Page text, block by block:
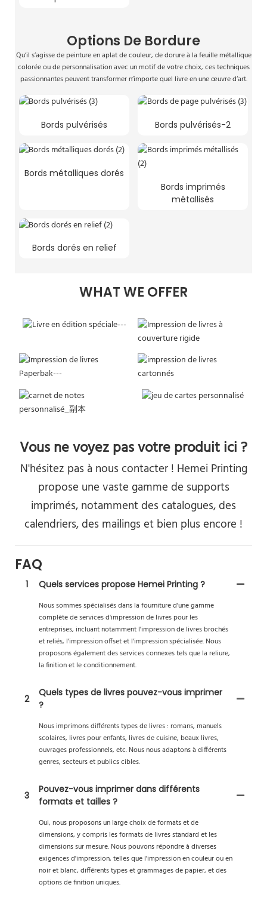
Options De Bordure
Qu’il s’agisse de peinture en aplat de couleur, de dorure à la feuille métallique
colorée ou de personnalisation avec un motif de votre choix, ces techniques
passionnantes peuvent transformer n’importe quel livre en une œuvre d’art.
Bords pulvérisés Bords pulvérisés-2
Bords métalliques dorés
Bords imprimés
métallisés
Bords dorés en relief
WHAT WE OFFER
Vous ne voyez pas votre produit ici ?
N'hésitez pas à nous contacter ! Hemei Printing
propose une vaste gamme de supports
imprimés, notamment des catalogues, des
calendriers, des mailings et bien plus encore !
FAQ
1
Quels services propose Hemei Printing ?
Nous sommes spécialisés dans la fourniture d'une gamme
complète de services d'impression de livres pour les
entreprises, incluant notamment l'impression de livres brochés
et reliés, l'impression offset et l'impression spécialisée. Nous
proposons également des services connexes tels que la reliure,
la finition et le conditionnement.
2
Quels types de livres pouvez-vous imprimer
?
Nous imprimons différents types de livres : romans, manuels
scolaires, livres pour enfants, livres de cuisine, beaux livres,
ouvrages professionnels, etc. Nous nous adaptons à différents
genres, secteurs et publics cibles.
3
Pouvez-vous imprimer dans différents
formats et tailles ?
Oui, nous proposons un large choix de formats et de
dimensions, y compris les formats de livres standard et les
dimensions sur mesure. Nous pouvons répondre à diverses
exigences d'impression, telles que l'impression en couleur ou en
noir et blanc, différents types et grammages de papier, et des
options de finition uniques.